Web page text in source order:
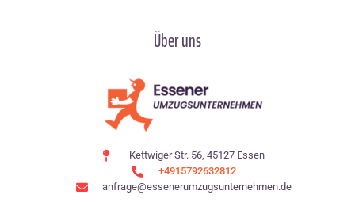
Über uns
Kettwiger Str. 56, 45127 Essen
+4915792632812
anfrage@essenerumzugsunternehmen.de